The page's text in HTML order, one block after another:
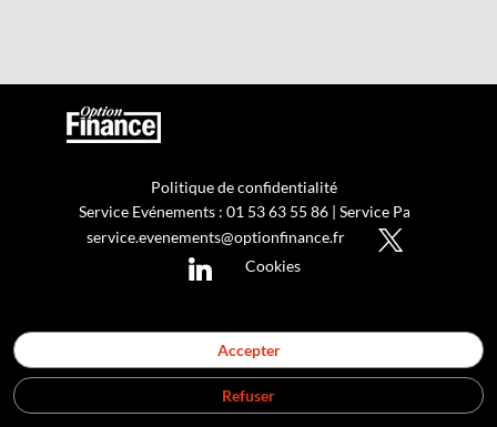
Politique de confidentialité
Service Evénements : 01 53 63 55 86 | Service Partenariat :
service.evenements@optionfinance.fr
Cookies
Accepter
Refuser